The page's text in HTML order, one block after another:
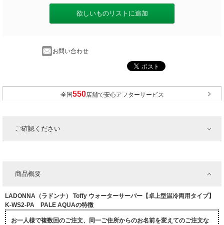
欲しいものリストに追加
お問い合わせ
全国 店舗で安心アフターサービス
ご確認ください
商品概要
LADONNA（ラドンナ） Toffy ウォーターサーバー【卓上型温冷両用タイプ】
K-WS2-PA PALE AQUAの特徴
お一人様で複数回のご注文、同一ご住所からのお名前を変えてのご注文な